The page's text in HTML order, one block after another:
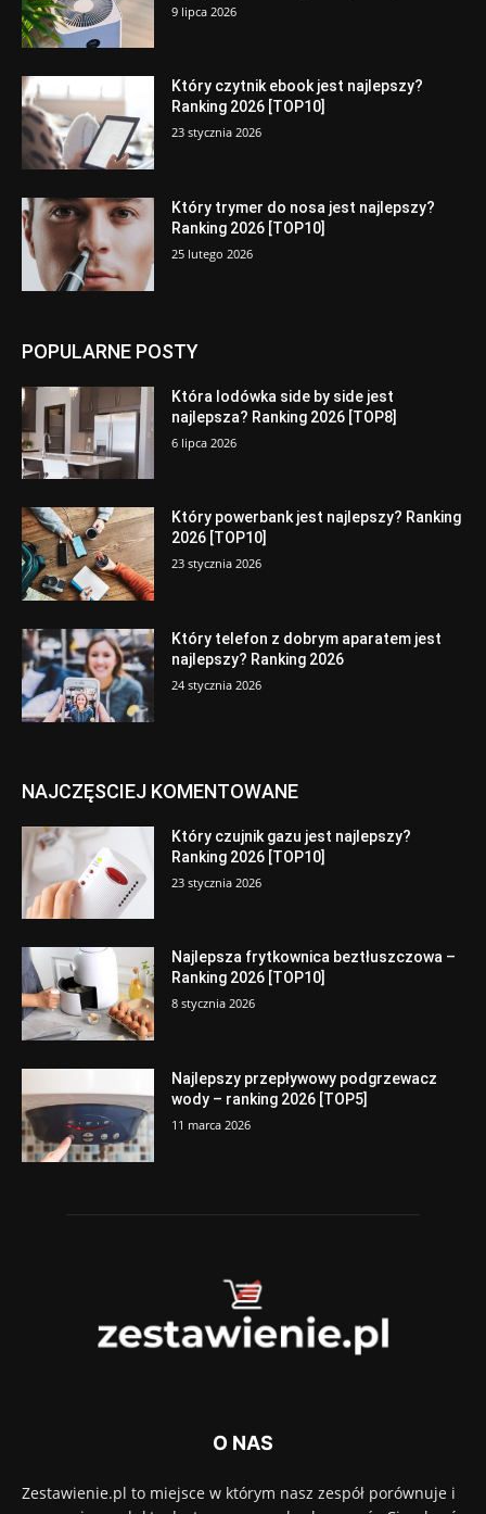
9 lipca 2026
Który czytnik ebook jest najlepszy?
Ranking 2026 [TOP10]
23 stycznia 2026
Który trymer do nosa jest najlepszy?
Ranking 2026 [TOP10]
25 lutego 2026
POPULARNE POSTY
Która lodówka side by side jest
najlepsza? Ranking 2026 [TOP8]
6 lipca 2026
Który powerbank jest najlepszy? Ranking
2026 [TOP10]
23 stycznia 2026
Który telefon z dobrym aparatem jest
najlepszy? Ranking 2026
24 stycznia 2026
NAJCZĘSCIEJ KOMENTOWANE
Który czujnik gazu jest najlepszy?
Ranking 2026 [TOP10]
23 stycznia 2026
Najlepsza frytkownica beztłuszczowa –
Ranking 2026 [TOP10]
8 stycznia 2026
Najlepszy przepływowy podgrzewacz
wody – ranking 2026 [TOP5]
11 marca 2026
O NAS
Zestawienie.pl to miejsce w którym nasz zespół porównuje i